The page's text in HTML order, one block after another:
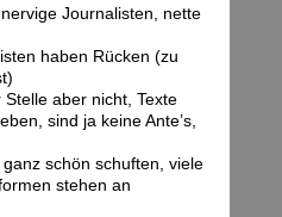
Journalisten, nette
haben Rücken (zu
aber nicht, Texte
sind ja keine Ante’s,
schön schuften, viele
stehen an